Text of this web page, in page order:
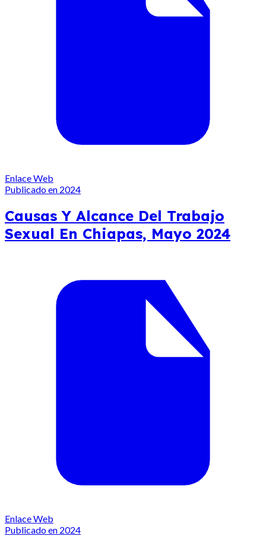
Enlace Web
Publicado en 2024
Causas Y Alcance Del Trabajo
Sexual En Chiapas, Mayo 2024
Enlace Web
Publicado en 2024